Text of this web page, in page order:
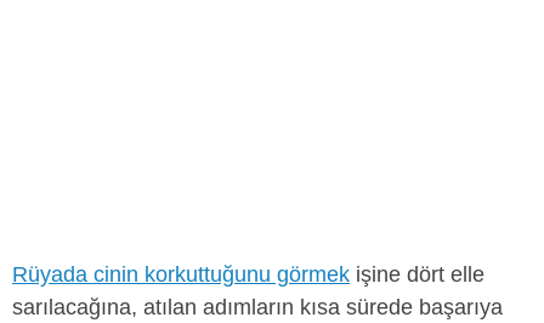
Rüyada cinin korkuttuğunu görmek işine dört elle
sarılacağına, atılan adımların kısa sürede başarıya